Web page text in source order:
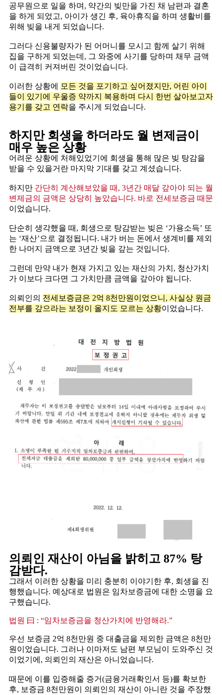
공무원으로 일을 하며, 약간의 빚만을 가진 채 남편과 결혼
을 하게 되었고, 아이가 생긴 후, 육아휴직을 하며 생활비를
위해 빚을 내게 되었습니다. ​
그러다 신용불량자가 된 어머니를 모시고 함께 살기 위해
집을 구하게 되었는데, 그 와중에 사기를 당하며 채무 금액
이 급격히 커져버린 것이었습니다. ​
이러한 상황에
모든 것을 포기하고 싶어졌지만, 어린 아이
들이 있기에 우울증 약까지 복용하며 다시 한번 살아보고자
용기를 갖고 연락을 주시게 되었습니다.
하지만 회생을 하더라도 월 변제금이
매우 높은 상황
어려운 상황에 처해있었기에 회생을 통해 많은 빚 탕감을
받을 수 있을거란 마지막 기대를 갖고 계셨습니다. ​
하지만 간단히 계산해보았을 때, 3년간 매달 갚아야 되는 월
변제금의 금액은 상당히 높았습니다. 바로 전세보증금 때문
이었습니다. ​
단순히 생각했을 때, 회생으로 탕감받는 빚은 ‘가용소득’ 또
는 ‘재산’으로 결정됩니다. 내가 버는 돈에서 생계비를 제외
한 나머지 금액으로 3년간 빚을 갚는 것입니다. ​
그런데 만약 내가 현재 가지고 있는 재산의 가치, 청산가치
가 이보다 크다면 그 가치만큼 금액을 갚아야 됩니다. ​
의뢰인의 전세보증금은 2억 8천만원이었으니, 사실상 원금
전부를 갚으라는 보정이 올지도 모르는 상황이었습니다.
의뢰인 재산이 아님을 밝히고 87% 탕
감받다.
그래서 이러한 상황을 미리 충분히 이야기한 후, 회생을 진
행했습니다. 예상대로 법원은 임차보증금에 대한 소명을 요
구했습니다.
법원 曰 : “임차보증금을 청산가치에 반영해라.”
우선 보증금 2억 8천만원 중 대출금을 제외한 금액은 8천만
원이었습니다. 그러나 이마저도 남편 부모님이 도와주신 것
이었기에, 의뢰인의 재산은 아니었습니다. ​
때문에 이를 입증해줄 증거(금융거래확인서 등)를 확보한
후, 보증금 8천만원이 의뢰인의 재산이 아니란 것을 주장했